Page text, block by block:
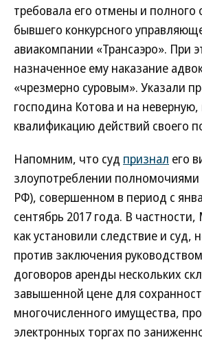
требовала его отмены и полного
бывшего конкурсного
авиакомпании «Трансаэро». При
назначенное ему наказание
«чрезмерно суровым». Указали
господина Котова и на
квалификацию действий своего
Напомним, что суд признал его
злоупотреблении полномочиями
РФ), совершенном в период с
сентябрь 2017 года. В
как установили следствие и суд,
против заключения
договоров аренды нескольких
завышенной цене для
многочисленного имущества,
электронных торгах по